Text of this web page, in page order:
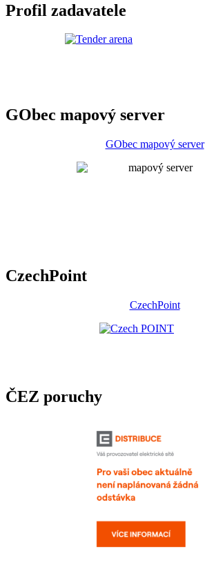
Profil zadavatele
GObec mapový server
GObec mapový server
CzechPoint
CzechPoint
ČEZ poruchy